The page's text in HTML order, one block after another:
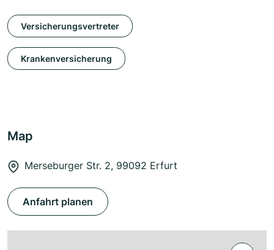
Versicherungsvertreter
Krankenversicherung
Map
Merseburger Str. 2, 99092 Erfurt
Anfahrt planen